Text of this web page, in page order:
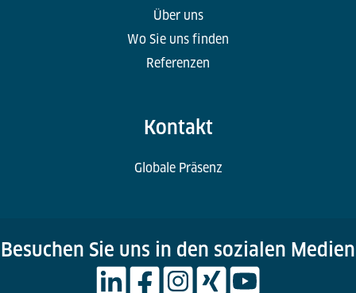
Über uns
Wo Sie uns finden
Referenzen
Kontakt
Globale Präsenz
Besuchen Sie uns in den sozialen Medien